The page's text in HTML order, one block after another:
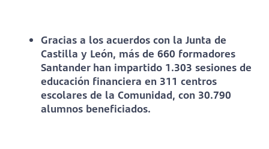
Gracias a los acuerdos con la Junta de
Castilla y León, más de 660 formadores
Santander han impartido 1.303 sesiones de
educación financiera en 311 centros
escolares de la Comunidad, con 30.790
alumnos beneficiados.